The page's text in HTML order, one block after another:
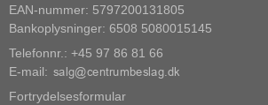
EAN-nummer: 5797200131805
Bankoplysninger: 6508 5080015145
Telefonnr.: +45 97 86 81 66
E-mail:
Fortrydelsesformular